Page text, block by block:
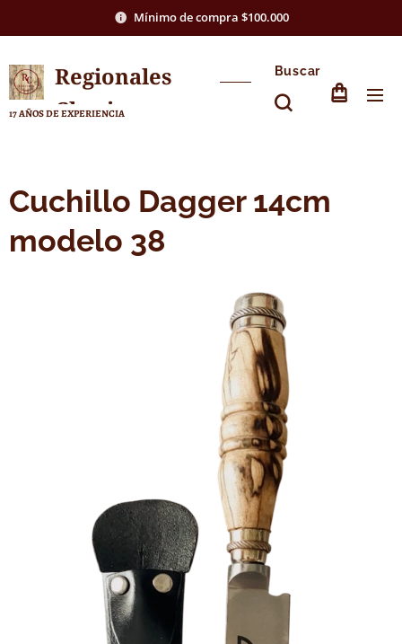
Mínimo de compra $100.000
Regionales
Chasico
17 AÑOS DE EXPERIENCIA
Buscar
Cuchillo Dagger 14cm
modelo 38